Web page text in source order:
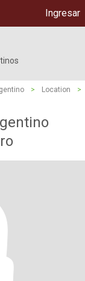
Ingresar
> Location
>